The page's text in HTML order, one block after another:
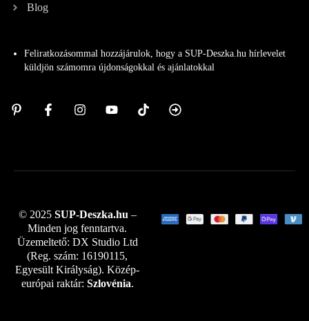
Blog
Feliratkozásommal hozzájárulok, hogy a SUP-Deszka.hu hírlevelet
küldjön számomra újdonságokkal és ajánlatokkal
© 2025 SUP-Deszka.hu –
Minden jog fenntartva.
Üzemeltető: DX Studio Ltd
(Reg. szám: 16190115,
Egyesült Királyság). Közép-
európai raktár: Szlovénia.